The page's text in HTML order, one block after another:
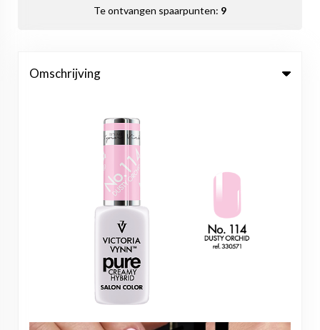
Te ontvangen spaarpunten: 9
Omschrijving